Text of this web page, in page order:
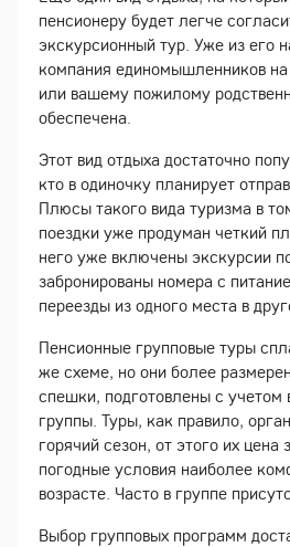
пенсионеру будет легче
экскурсионный тур. Уже из его
компания единомышленников
или вашему пожилому
обеспечена.
Этот вид отдыха достаточно
кто в одиночку планирует
Плюсы такого вида туризма в
поездки уже продуман четкий
него уже включены экскурсии
забронированы номера с
переезды из одного места в
Пенсионные групповые туры
же схеме, но они более
спешки, подготовлены с учетом
группы. Туры, как правило,
горячий сезон, от этого их цена
погодные условия наиболее
возрасте. Часто в группе
Выбор групповых программ